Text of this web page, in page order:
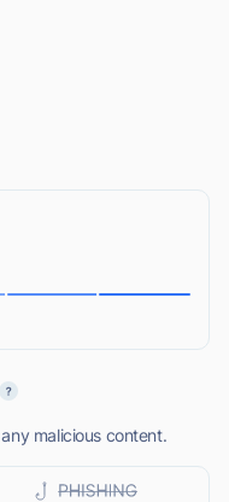
malicious content.